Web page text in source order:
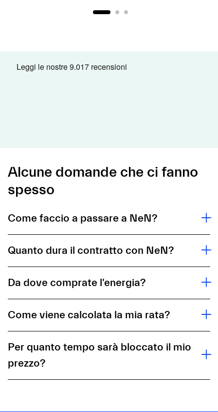
Alcune domande che ci fanno
spesso
Come faccio a passare a NeN?
Quanto dura il contratto con NeN?
Da dove comprate l'energia?
Come viene calcolata la mia rata?
Per quanto tempo sarà bloccato il mio
prezzo?